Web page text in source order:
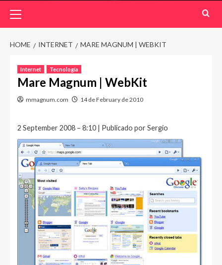
Menu
HOME INTERNET MARE MAGNUM | WEBKIT
Internet Tecnología
Mare Magnum | WebKit
mmagnum.com 14 de February de 2010
2 September 2008 – 8:10 | Publicado por Sergio